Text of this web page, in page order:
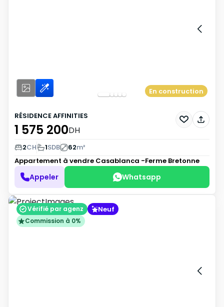
En construction
RÉSIDENCE AFFINITIES
1 575 200DH
2CH 1SDB 62m²
Appartement à vendre Casablanca -Ferme Bretonne
Appeler Whatsapp
Vérifié par agenz Neuf
Commission à 0%